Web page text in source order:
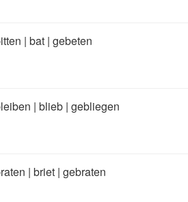
| bat | gebeten
| blieb | gebliegen
| briet | gebraten